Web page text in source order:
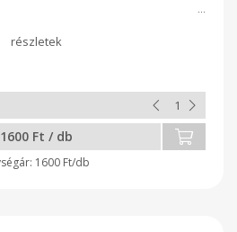
1600 Ft / db
1600 Ft/db